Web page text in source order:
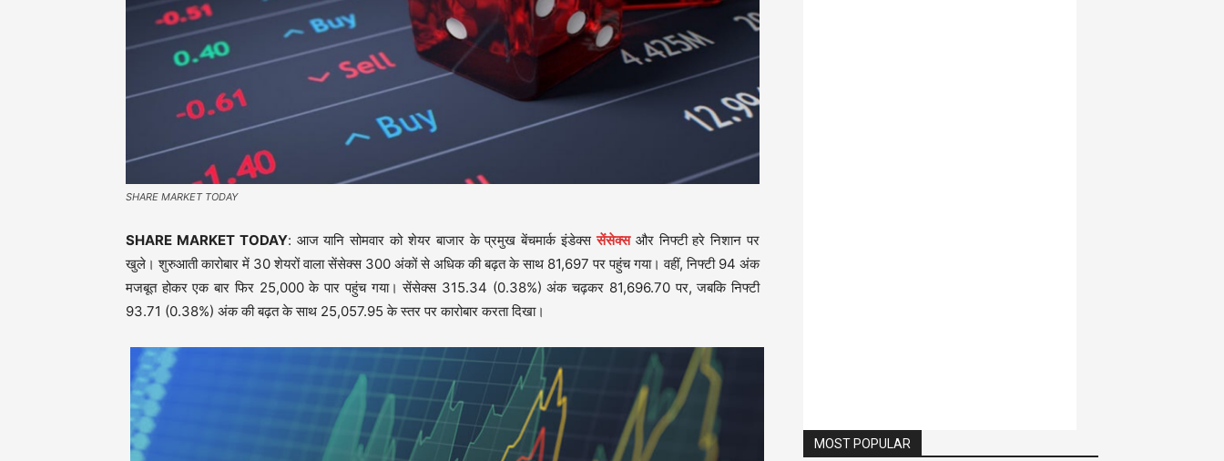
SHARE MARKET TODAY
SHARE MARKET TODAY: आज यानि सोमवार को शेयर बाजार के प्रमुख बेंचमार्क इंडेक्ससेंसेक्स और निफ्टी हरे निशान पर
खुले। शुरुआती कारोबार में 30 शेयरों वाला सेंसेक्स 300 अंकों से अधिक की बढ़त के साथ 81,697 पर पहुंच गया। वहीं, निफ्टी 94 अंक
मजबूत होकर एक बार फिर 25,000 के पार पहुंच गया। सेंसेक्स 315.34 (0.38%) अंक चढ़कर 81,696.70 पर, जबकि निफ्टी
93.71 (0.38%) अंक की बढ़त के साथ 25,057.95 के स्तर पर कारोबार करता दिखा।
MOST POPULAR